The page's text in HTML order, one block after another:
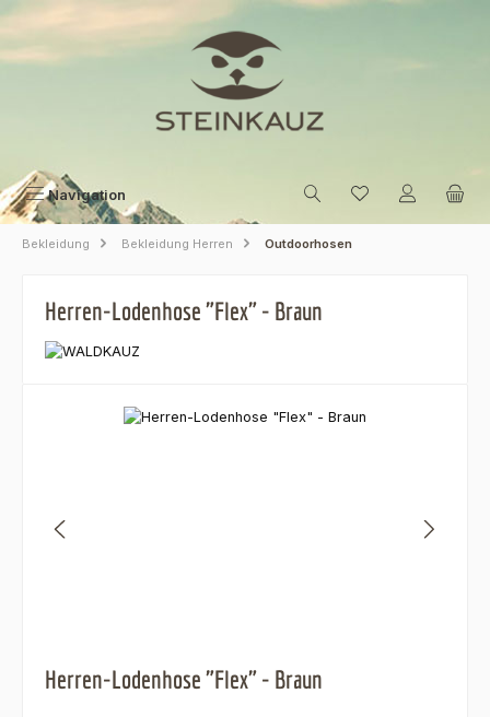
Zum Hauptinhalt springen
Navigation
Bekleidung Bekleidung Herren Outdoorhosen
Herren-Lodenhose "Flex" - Braun
Bildergalerie überspringen
Herren-Lodenhose "Flex" - Braun